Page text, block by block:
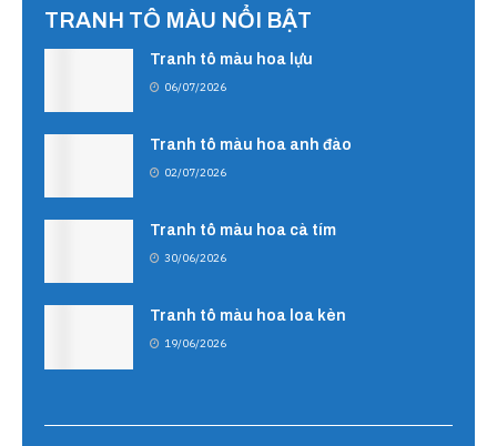
TRANH TÔ MÀU NỔI BẬT
Tranh tô màu hoa lựu
06/07/2026
Tranh tô màu hoa anh đào
02/07/2026
Tranh tô màu hoa cà tím
30/06/2026
Tranh tô màu hoa loa kèn
19/06/2026